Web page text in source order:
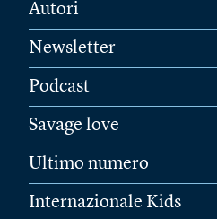
Autori
Newsletter
Podcast
Savage love
Ultimo numero
Internazionale Kids